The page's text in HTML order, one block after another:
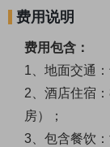
费用说明
费用包含：
1、地面交通
2、酒店住宿
房）；
3、包含餐饮：